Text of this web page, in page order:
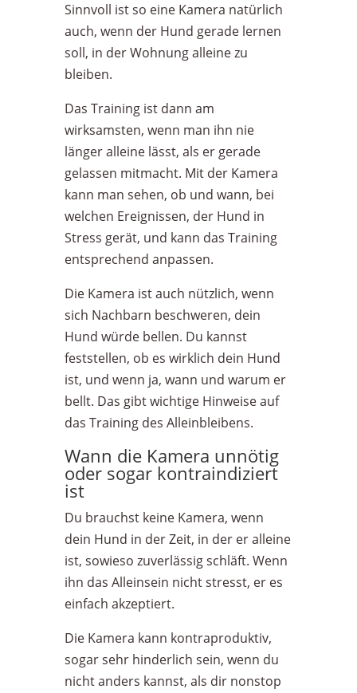
Sinnvoll ist so eine Kamera natürlich
auch, wenn der Hund gerade lernen
soll, in der Wohnung alleine zu
bleiben.
Das Training ist dann am
wirksamsten, wenn man ihn nie
länger alleine lässt, als er gerade
gelassen mitmacht. Mit der Kamera
kann man sehen, ob und wann, bei
welchen Ereignissen, der Hund in
Stress gerät, und kann das Training
entsprechend anpassen.
Die Kamera ist auch nützlich, wenn
sich Nachbarn beschweren, dein
Hund würde bellen. Du kannst
feststellen, ob es wirklich dein Hund
ist, und wenn ja, wann und warum er
bellt. Das gibt wichtige Hinweise auf
das Training des Alleinbleibens.
Wann die Kamera unnötig
oder sogar kontraindiziert
ist
Du brauchst keine Kamera, wenn
dein Hund in der Zeit, in der er alleine
ist, sowieso zuverlässig schläft. Wenn
ihn das Alleinsein nicht stresst, er es
einfach akzeptiert.
Die Kamera kann kontraproduktiv,
sogar sehr hinderlich sein, wenn du
nicht anders kannst, als dir nonstop